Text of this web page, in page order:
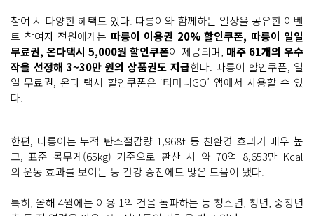
참여 시 다양한 혜택도 있다. 따릉이와 함께하는 일상을 공유한 이벤
트 참여자 전원에게는 따릉이 이용권 20% 할인쿠폰, 따릉이 일일
무료권, 온다택시 5,000원 할인쿠폰이 제공되며, 매주 61개의 우수
작을 선정해 3~30만 원의 상품권도 지급한다. 따릉이 할인쿠폰, 일
일 무료권, 온다 택시 할인쿠폰은 ‘티머니GO’ 앱에서 사용할 수 있
다.
한편, 따릉이는 누적 탄소절감량 1,968t 등 친환경 효과가 매우 높
고, 표준 몸무게(65kg) 기준으로 환산 시 약 70억 8,653만 Kcal
의 운동 효과를 보이는 등 건강 증진에도 많은 도움이 됐다.
특히, 올해 4월에는 이용 1억 건을 돌파하는 등 청소년, 청년, 중장년